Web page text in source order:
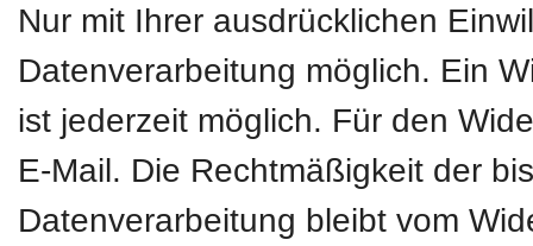
Nur mit Ihrer ausdrücklichen
Datenverarbeitung möglich. Ein
ist jederzeit möglich. Für den
E-Mail. Die Rechtmäßigkeit der
Datenverarbeitung bleibt vom